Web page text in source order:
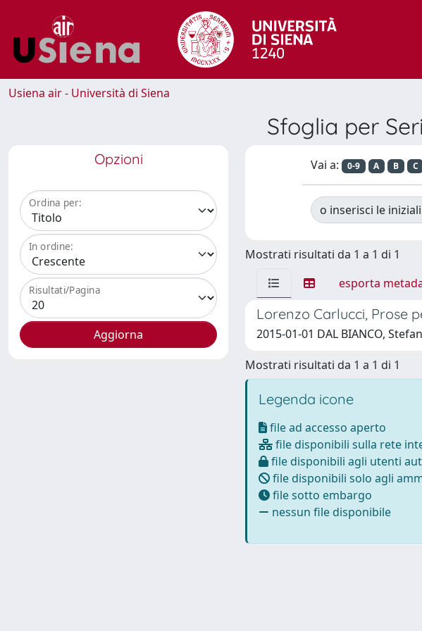
Usiena air - Università di Siena
Sfoglia per
Opzioni
Ordina per:
In ordine:
Risultati/Pagina
Vai a: 0-9 A B C
o inserisci le
Mostrati risultati da 1 a 1 di 1
esporta
Lorenzo Carlucci, Prose
2015-01-01 DAL BIANCO,
Mostrati risultati da 1 a 1 di 1
Legenda icone
file ad accesso aperto
file disponibili sulla rete
file disponibili agli utenti
file disponibili solo agli
file sotto embargo
nessun file disponibile